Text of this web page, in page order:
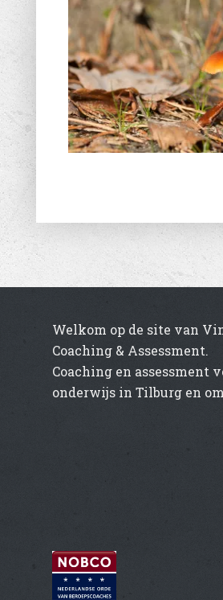
Welkom op de site van
Coaching & Assessment.
Coaching en assessment
onderwijs in Tilburg en